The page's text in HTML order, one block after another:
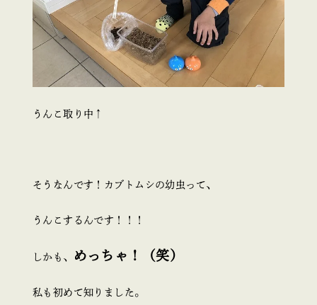
うんこ取り中↑
そうなんです！カブトムシの幼虫って、
うんこするんです！！！
しかも、 めっちゃ！（笑）
私も初めて知りました。